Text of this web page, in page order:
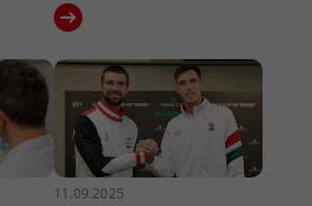
11.09.2025